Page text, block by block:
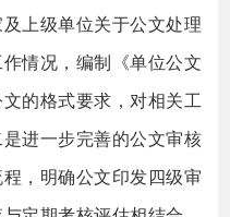
上级单位关于公文处理
情况，编制《单位公文
的格式要求，对相关工
进一步完善的公文审核
，明确公文印发四级审